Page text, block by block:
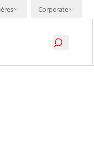
Corporate